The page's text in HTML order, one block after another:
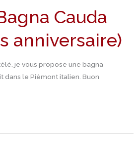
Cauda
anniversaire)
je vous propose une bagna
dans le Piémont italien. Buon